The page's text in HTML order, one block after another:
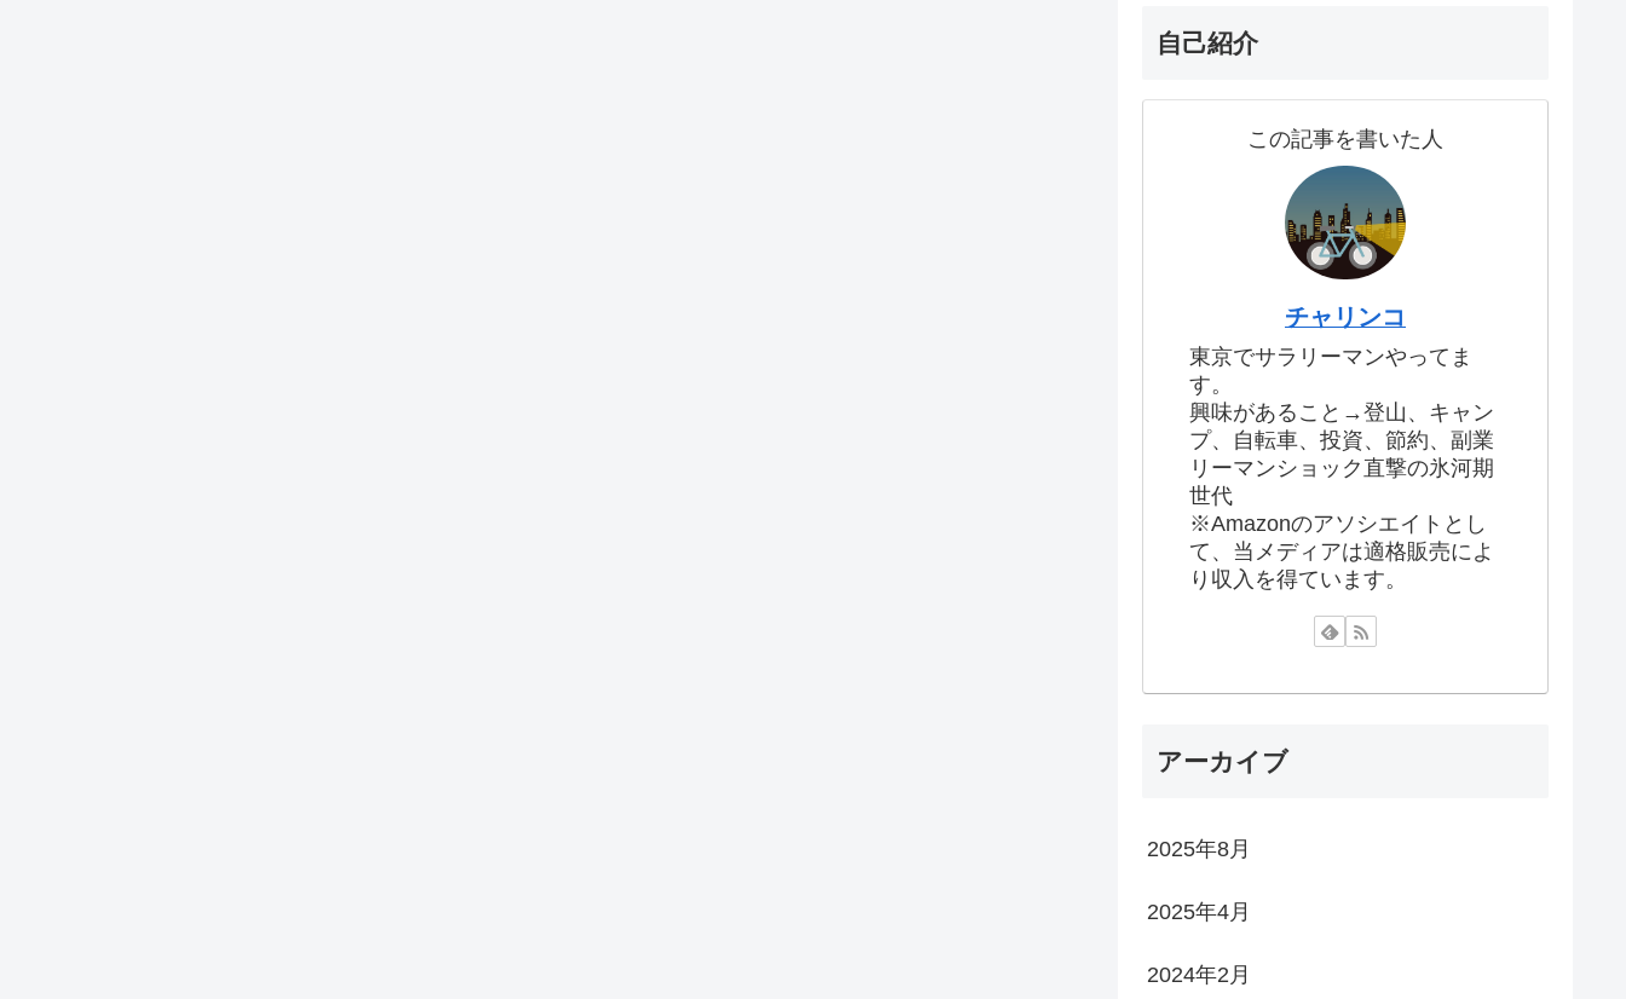
自己紹介
この記事を書いた人
チャリンコ
東京でサラリーマンやってま
す。
興味があること→登山、キャン
プ、自転車、投資、節約、副業
リーマンショック直撃の氷河期
世代
※Amazonのアソシエイトとし
て、当メディアは適格販売によ
り収入を得ています。
アーカイブ
2025年8月
2025年4月
2024年2月